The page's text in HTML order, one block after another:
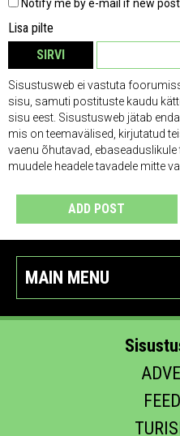
Notify me by e-mail if new
Lisa pilte
SIRVI
Sisustusweb ei vastuta
sisu, samuti postituste kaudu
sisu eest. Sisustusweb jätab
mis on teemavälised, kirjutatud
vaenu õhutavad,
muudele headele tavadele mitte
ADD POST
MAIN MENU